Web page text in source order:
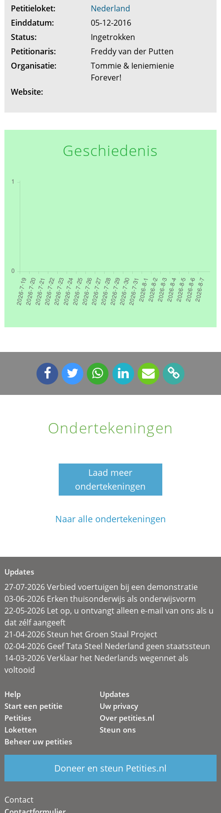
Petitieloket:
Nederland
Einddatum:
05-12-2016
Status:
Ingetrokken
Petitionaris:
Freddy van der Putten
Organisatie:
Tommie & Ieniemienie
Forever!
Website:
Geschiedenis
Ondertekeningen
Laad meer
ondertekeningen
Naar alle ondertekeningen
Updates
27-07-2026 Verbied voertuigen bij een demonstratie
03-06-2026 Erken thuisonderwijs als onderwijsvorm
22-05-2026 Let op, u ontvangt alleen e-mail van ons als u
dat zélf aangeeft
21-04-2026 Steun het Groen Staal Project
02-04-2026 Geef Tata Steel Nederland geen staatssteun
14-03-2026 Verklaar het Nederlands wegennet als
voltooid
Help
Start een petitie
Petities
Loketten
Beheer uw petities
Updates
Uw privacy
Over petities.nl
Steun ons
Doneer en steun Petities.nl
Contact